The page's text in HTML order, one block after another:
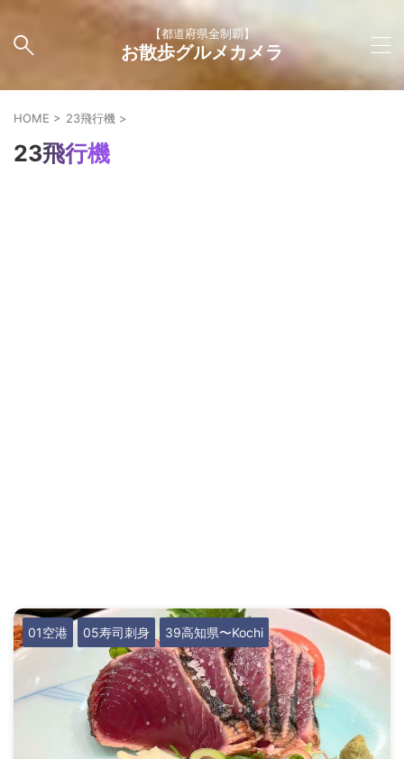
【都道府県全制覇】
お散歩グルメカメラ
HOME > 23飛行機 >
23飛行機
01空港 05寿司刺身 39高知県〜Kochi